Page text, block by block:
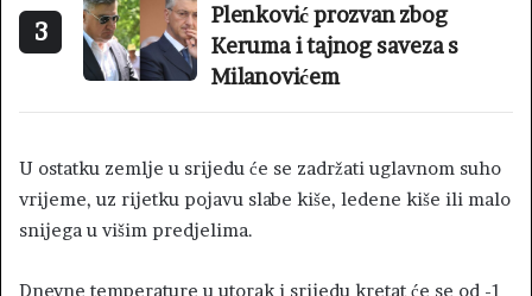
3
Plenković prozvan zbog
Keruma i tajnog saveza s
Milanovićem
U ostatku zemlje u srijedu će se zadržati uglavnom suho
vrijeme, uz rijetku pojavu slabe kiše, ledene kiše ili malo
snijega u višim predjelima.
Dnevne temperature u utorak i srijedu kretat će se od -1